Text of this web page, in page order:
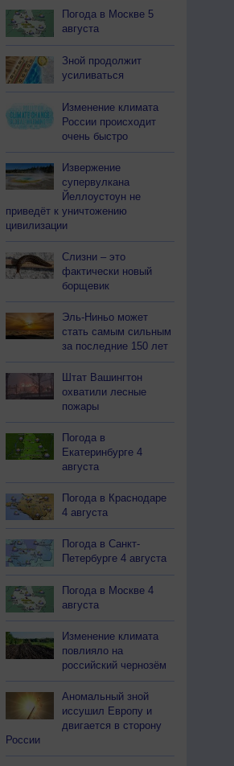
Погода в Москве 5
августа
Зной продолжит
усиливаться
Изменение климата
России происходит
очень быстро
Извержение
супервулкана
Йеллоустоун не
приведёт к уничтожению
цивилизации
Слизни – это
фактически новый
борщевик
Эль-Ниньо может
стать самым сильным
за последние 150 лет
Штат Вашингтон
охватили лесные
пожары
Погода в
Екатеринбурге 4
августа
Погода в Краснодаре
4 августа
Погода в Санкт-
Петербурге 4 августа
Погода в Москве 4
августа
Изменение климата
повлияло на
российский чернозём
Аномальный зной
иссушил Европу и
двигается в сторону
России